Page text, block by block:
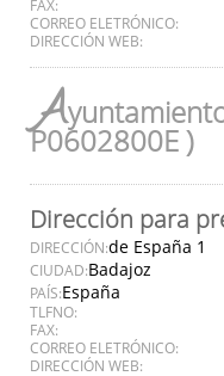
FAX:
CORREO ELETRÓNICO:
DIRECCIÓN WEB:
A
P0602800E )
Dirección para
DIRECCIÓN:de España 1
CIUDAD:Badajoz
PAÍS:España
TLFNO:
FAX:
CORREO ELETRÓNICO:
DIRECCIÓN WEB: